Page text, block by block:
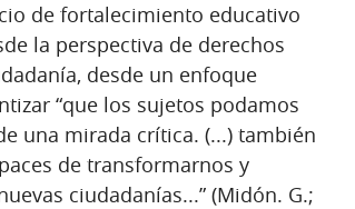
de fortalecimiento educativo
la perspectiva de derechos
desde un enfoque
“que los sujetos podamos
una mirada crítica. (...) también
de transformarnos y
ciudadanías...” (Midón. G.;